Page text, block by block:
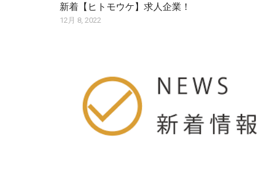
新着【ヒトモウケ】求人企業！
12月 8, 2022